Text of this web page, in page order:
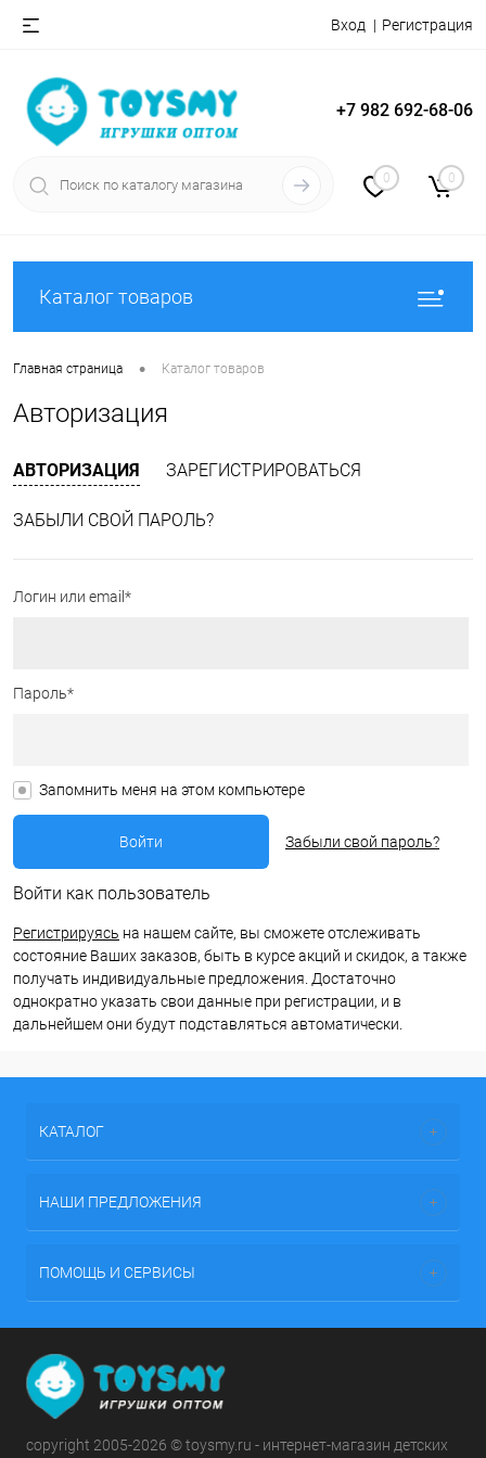
Вход Регистрация
+7 982 692-68-06
0 0
Каталог товаров
Главная страница • Каталог товаров
Авторизация
АВТОРИЗАЦИЯ ЗАРЕГИСТРИРОВАТЬСЯ
ЗАБЫЛИ СВОЙ ПАРОЛЬ?
Логин или email*
Пароль*
Запомнить меня на этом компьютере
Забыли свой пароль?
Войти как пользователь
Регистрируясь на нашем сайте, вы сможете отслеживать
состояние Ваших заказов, быть в курсе акций и скидок, а также
получать индивидуальные предложения. Достаточно
однократно указать свои данные при регистрации, и в
дальнейшем они будут подставляться автоматически.
КАТАЛОГ
НАШИ ПРЕДЛОЖЕНИЯ
ПОМОЩЬ И СЕРВИСЫ
copyright 2005-2026 © toysmy.ru - интернет-магазин детских